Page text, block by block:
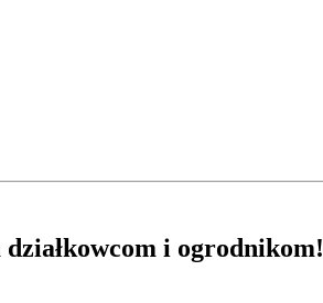
i ogrodnikom!